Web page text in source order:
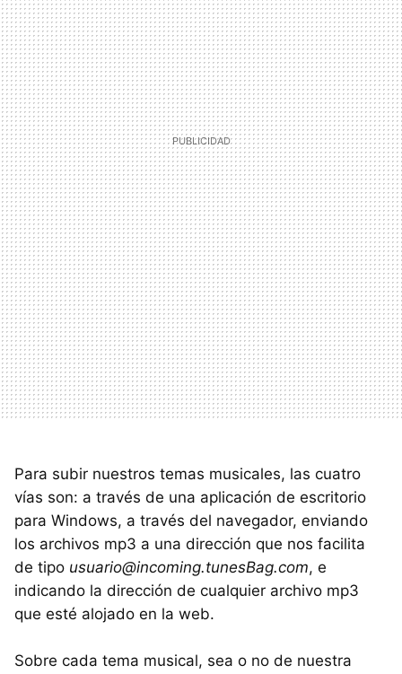
Para subir nuestros temas musicales, las cuatro
vías son: a través de una aplicación de escritorio
para Windows, a través del navegador, enviando
los archivos mp3 a una dirección que nos facilita
de tipo usuario@incoming.tunesBag.com, e
indicando la dirección de cualquier archivo mp3
que esté alojado en la web.
Sobre cada tema musical, sea o no de nuestra